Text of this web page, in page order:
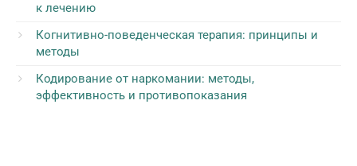
к лечению
Когнитивно-поведенческая терапия: принципы и
методы
Кодирование от наркомании: методы,
эффективность и противопоказания